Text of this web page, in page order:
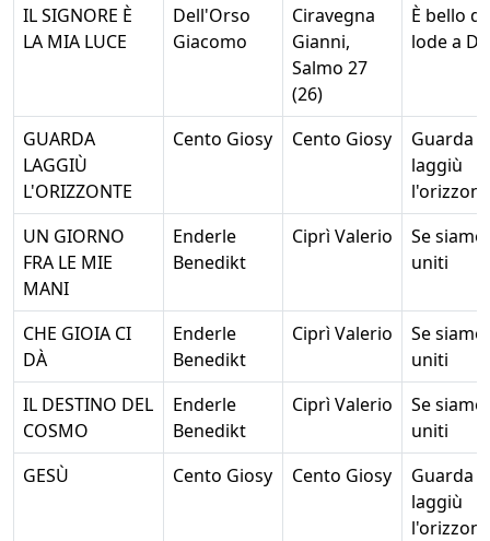
IL SIGNORE È
LA MIA LUCE
Dell'Orso
Giacomo
Ciravegna
Gianni,
Salmo 27
(26)
È bello
lode a
GUARDA
LAGGIÙ
L'ORIZZONTE
Cento Giosy Cento Giosy
Guarda
laggiù
UN GIORNO
FRA LE MIE
MANI
Enderle
Benedikt
Ciprì Valerio
Se siamo
uniti
CHE GIOIA CI
DÀ
Enderle
Benedikt
Ciprì Valerio
Se siamo
uniti
IL DESTINO DEL
COSMO
Enderle
Benedikt
Ciprì Valerio
Se siamo
uniti
GESÙ
Cento Giosy Cento Giosy
Guarda
laggiù